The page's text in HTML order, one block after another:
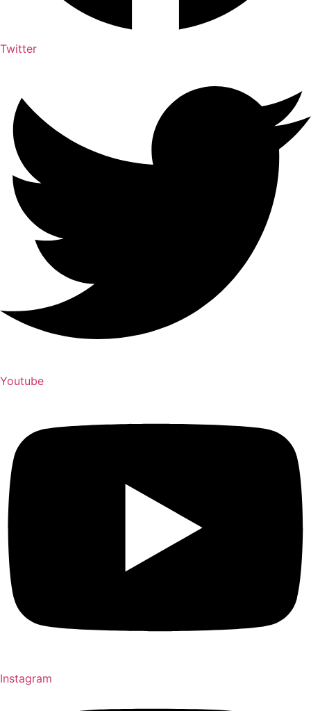
Twitter
Youtube
Instagram